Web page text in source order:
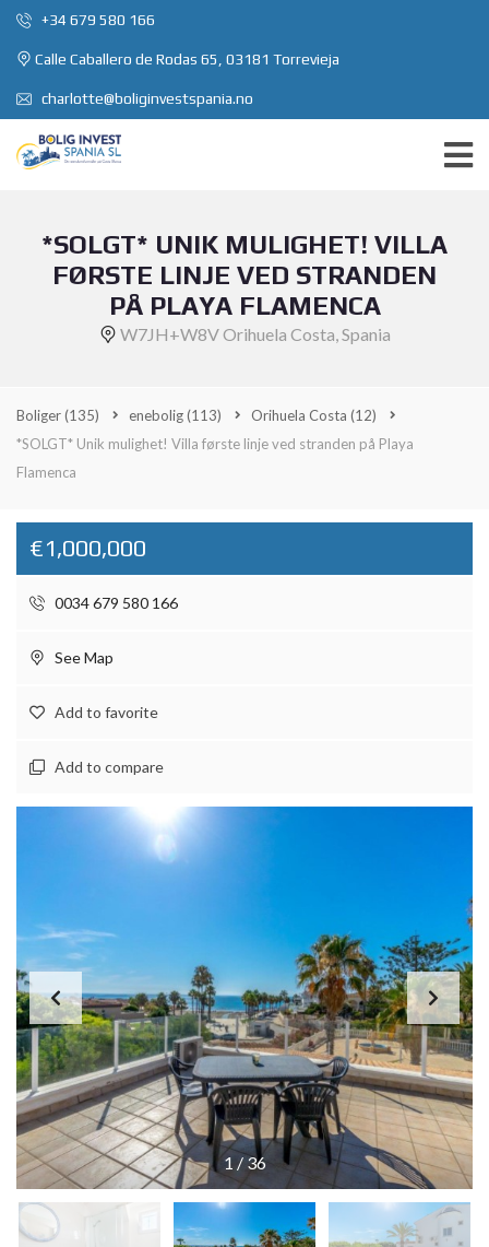
+34 679 580 166
Calle Caballero de Rodas 65, 03181 Torrevieja
charlotte@boliginvestspania.no
*SOLGT* UNIK MULIGHET! VILLA
FØRSTE LINJE VED STRANDEN
PÅ PLAYA FLAMENCA
W7JH+W8V Orihuela Costa, Spania
Boliger(135) enebolig(113) Orihuela Costa (12)
*SOLGT* Unik mulighet! Villa første linje ved stranden på Playa
Flamenca
€1,000,000
0034 679 580 166
See Map
Add to favorite
Add to compare
1 /36